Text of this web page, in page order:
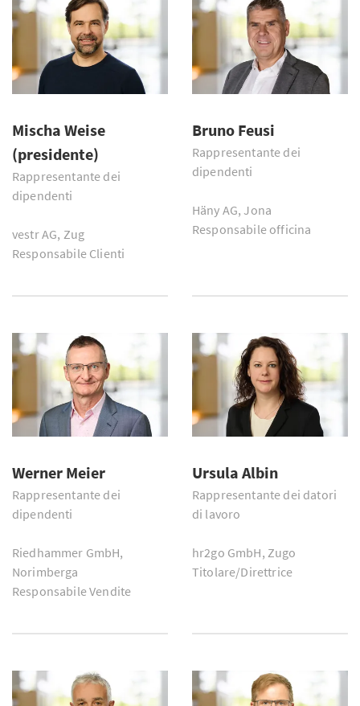
Mischa Weise
(presidente)
Rappresentante dei
dipendenti
vestr AG, Zug
Responsabile Clienti
Bruno Feusi
Rappresentante dei
dipendenti
Häny AG, Jona
Responsabile officina
Werner Meier
Rappresentante dei
dipendenti
Riedhammer GmbH,
Norimberga
Responsabile Vendite
Ursula Albin
Rappresentante dei datori
di lavoro
hr2go GmbH, Zugo
Titolare/Direttrice